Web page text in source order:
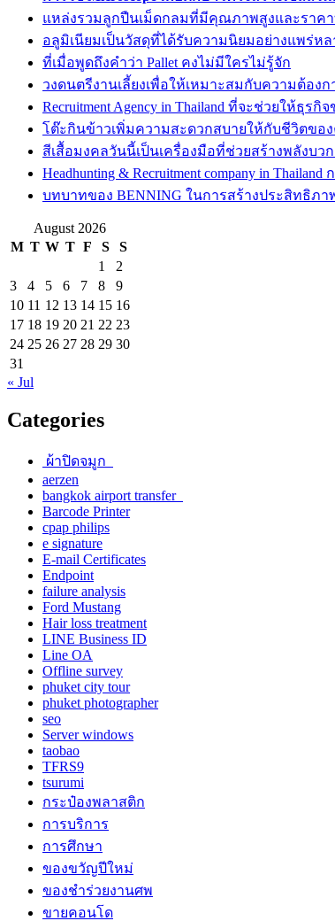
แหล่งรวมลูกปืนเม็ดกลมที่มีคุณภาพสูงและราค
อลูมิเนียมเป็นวัสดุที่ได้รับความนิยมอย่างแพร่หล
ที่เมื่อพูดถึงคำว่า Pallet คงไม่มีใครไม่รู้จัก
วงดนตรีงานเลี้ยงเพื่อให้เหมาะสมกับความต้อง
Recruitment Agency in Thailand ที่จะช่วยให้ธุร
โต๊ะกินข้าวเพิ่มความสะดวกสบายให้กับชีวิตขอ
สีเสื้อมงคลวันนี้เป็นเครื่องมือที่ช่วยสร้างพลังบ
Headhunting & Recruitment company in
บทบาทของ BENNING ในการสร้างประสิทธิภา
August 2026
M T W T F S
S
1
2
3
4 5 6 7 8
9
10 11 12 13 14 15 16
17 18 19 20 21 22 23
24 25 26 27 28 29 30
31
« Jul
Categories
ผ้าปิดจมูก
aerzen
bangkok airport transfer
Barcode Printer
cpap philips
e signature
E-mail Certificates
Endpoint
failure analysis
Ford Mustang
Hair loss treatment
LINE Business ID
Line OA
Offline survey
phuket city tour
phuket photographer
seo
Server windows
taobao
TFRS9
tsurumi
กระป๋องพลาสติก
การบริการ
การศึกษา
ของขวัญปีใหม่
ของชำร่วยงานศพ
ขายคอนโด